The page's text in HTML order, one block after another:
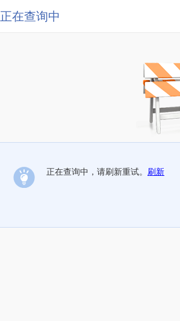
正在查询中
正在查询中，请刷新重试。 刷新